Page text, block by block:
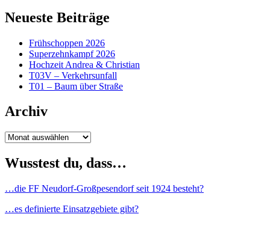
Neueste Beiträge
Frühschoppen 2026
Superzehnkampf 2026
Hochzeit Andrea & Christian
T03V – Verkehrsunfall
T01 – Baum über Straße
Archiv
Archiv
Wusstest du, dass…
…die FF Neudorf-Großpesendorf seit 1924 besteht?
…es definierte Einsatzgebiete gibt?